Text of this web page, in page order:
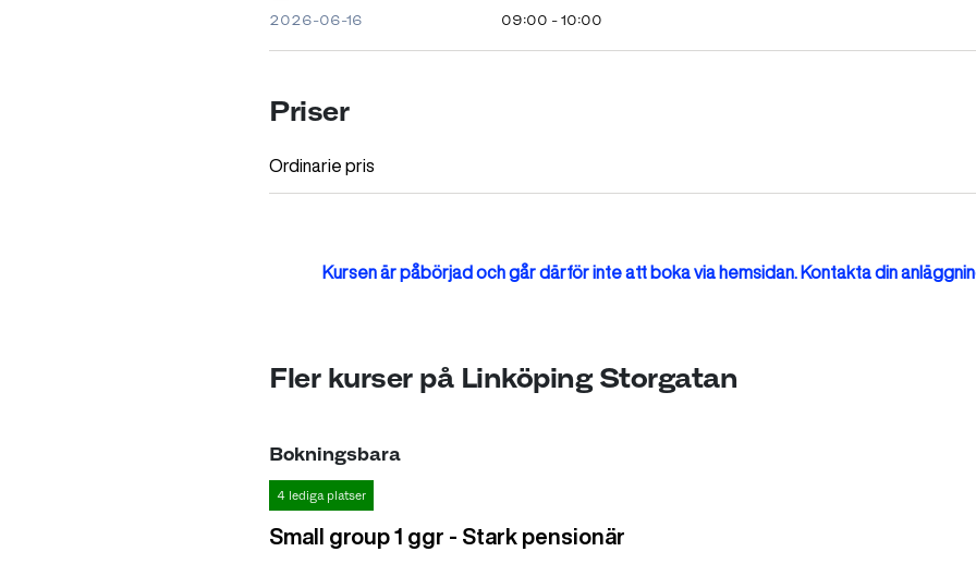
2026-06-16 09:00 - 10:00
Priser
Ordinarie pris
Kursen är påbörjad och går därför inte att boka via hemsidan. Kontakta din
Fler kurser på Linköping Storgatan
Bokningsbara
4 lediga platser
Small group 1 ggr - Stark pensionär